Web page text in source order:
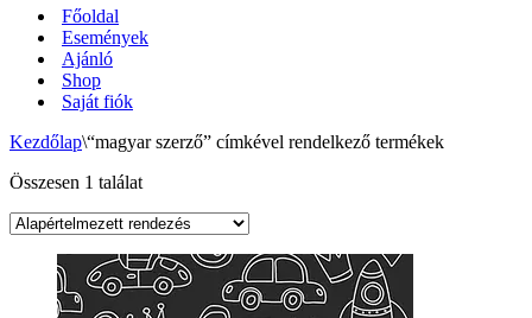
Főoldal
Események
Ajánló
Shop
Saját fiók
Kezdőlap\“magyar szerző” címkével rendelkező termékek
Összesen 1 találat